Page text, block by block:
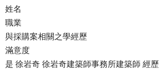
姓名
職業
與採購案相關之學經歷
滿意度
是 徐岩奇 徐岩奇建築師事務所建築師 經歷